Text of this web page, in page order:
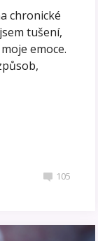
chronické
tušení,
emoce.
105